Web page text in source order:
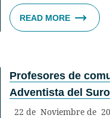
READ MORE
Profesores de
Adventista del
22 de Noviembre de